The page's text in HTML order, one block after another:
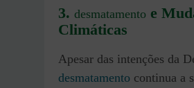
3. desmatamento e
Climáticas
Apesar das intenções da
desmatamento continua a